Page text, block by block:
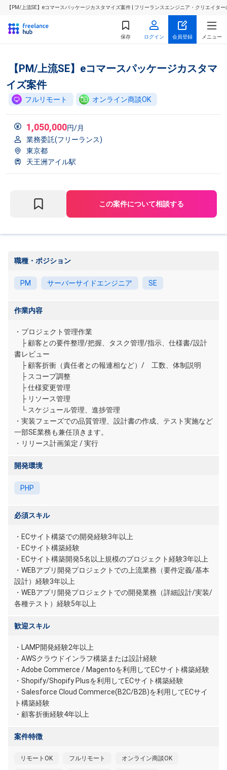
【PM/上流SE】eコマースパッケージカスタマイズ案件 | フリーランスエンジニア・クリエイタ
保存 ログイン 会員登録 メニュー
【PM/上流SE】eコマースパッケージカスタマ
イズ案件
フルリモート オンライン商談OK
1,050,000円/月
業務委託(フリーランス)
東京都
天王洲アイル駅
この案件について相談する
職種・ポジション
PM サーバーサイドエンジニア SE
作業内容
・プロジェクト管理作業
├ 顧客との要件整理/把握、タスク管理/指示、仕様書/設計
書レビュー
├ 顧客折衝（責任者との報連相など）/ 工数、体制説明
├ スコープ調整
├ 仕様変更管理
├ リソース管理
└ スケジュール管理、進捗管理
・実装フェーズでの品質管理、設計書の作成、テスト実施など
一部SE業務も兼任頂きます。
・リリース計画策定 / 実行
開発環境
PHP
必須スキル
・ECサイト構築での開発経験3年以上
・ECサイト構築経験
・ECサイト構築開発5名以上規模のプロジェクト経験3年以上
・WEBアプリ開発プロジェクトでの上流業務（要件定義/基本
設計）経験3年以上
・WEBアプリ開発プロジェクトでの開発業務（詳細設計/実装/
各種テスト）経験5年以上
歓迎スキル
・LAMP開発経験2年以上
・AWSクラウドインラフ構築または設計経験
・Adobe Commerce / Magentoを利用してECサイト構築経験
・Shopify/Shopify Plusを利用してECサイト構築経験
・Salesforce Cloud Commerce(B2C/B2B)を利用してECサイ
ト構築経験
・顧客折衝経験4年以上
案件特徴
リモートOK フルリモート オンライン商談OK